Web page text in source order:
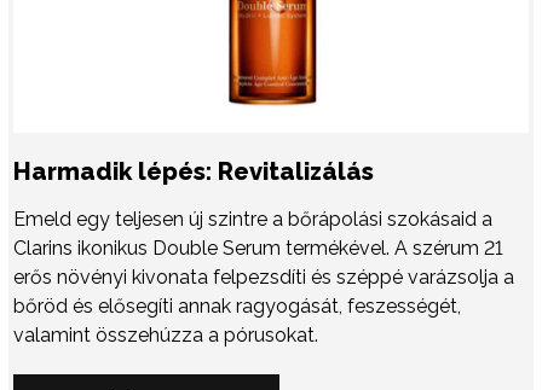
Harmadik lépés: Revitalizálás
Emeld egy teljesen új szintre a bőrápolási szokásaid a
Clarins ikonikus Double Serum termékével. A szérum 21
erős növényi kivonata felpezsdíti és széppé varázsolja a
bőröd és elősegíti annak ragyogását, feszességét,
valamint összehúzza a pórusokat.